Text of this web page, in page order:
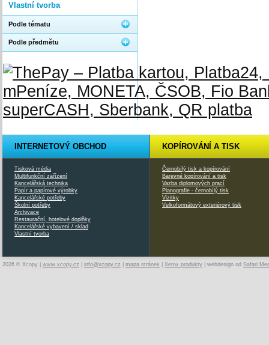
Vlastní tvorba
Podle tématu
Podle předmětu
INTERNETOVÝ OBCHOD
Tisková média
Multifunkční zařízení
Kancelářská technika
Papír a papírové výrobky
Kancelářské potřeby
Školní potřeby
Archivace
Restaurační, hotelové doplňky
Kancelářské vybavení / sklad
Vlastní tvorba
KOPÍROVÁNÍ A TISK
Černobílý tisk a kopírování
Barevné kopírování a tisk
Vazba diplomových prací
Planografie - černobílý tisk
Vizitky
Velkoformátový exteriérový tisk
2026 © Xcopy | www.xcopy.cz info@xcopy.cz mapa stránek Xerox produkty | webdesign od Safari